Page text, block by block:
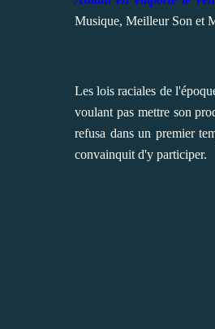
Musique, Meilleur Son et
Les lois raciales de
voulant pas mettre son
refusa dans un premier
convainquit d'y participer.